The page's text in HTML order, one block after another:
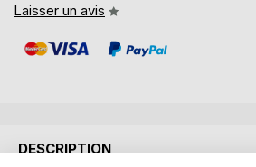
Laisser un avis
DESCRIPTION